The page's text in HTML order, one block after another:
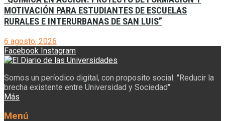
MOTIVACIÓN PARA ESTUDIANTES DE ESCUELAS
RURALES E INTERURBANAS DE SAN LUIS”
6 agosto, 2026
Facebook Instagram
Somos un períodico digital, con proposito social: "Reducir la
brecha existente entre Universidad y Sociedad"
Más
Menú